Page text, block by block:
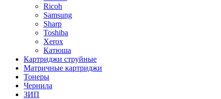
Ricoh
Samsung
Sharp
Toshiba
Xerox
Катюша
Картриджи струйные
Матричные картриджи
Тонеры
Чернила
ЗИП